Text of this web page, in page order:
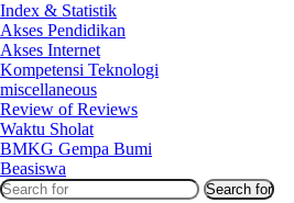
Index & Statistik
Akses Pendidikan
Akses Internet
Kompetensi Teknologi
miscellaneous
Review of Reviews
Waktu Sholat
BMKG Gempa Bumi
Beasiswa
Search for